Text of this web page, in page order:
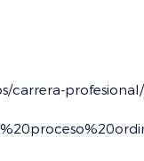
carrera-